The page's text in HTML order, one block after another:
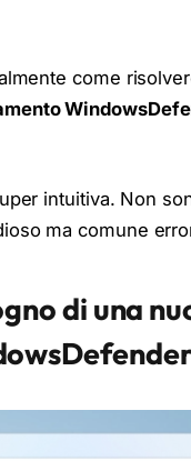
come
intuitiva. Non
ma comune
di una